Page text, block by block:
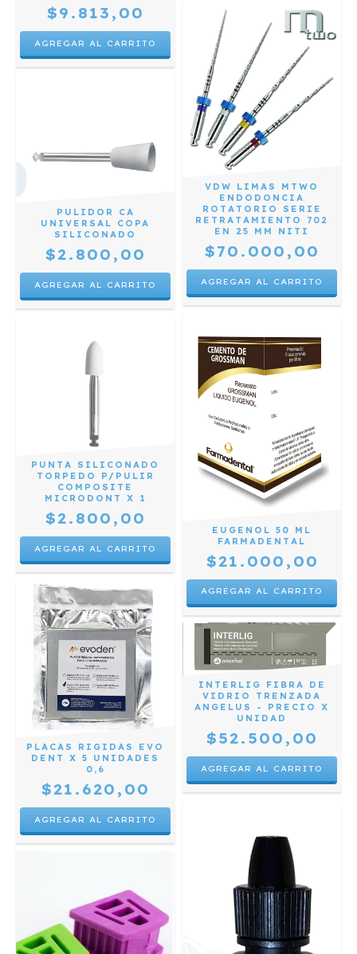
$9.813,00
PULIDOR CA
UNIVERSAL COPA
SILICONADO
$2.800,00
VDW LIMAS MTWO
ENDODONCIA
ROTATORIO SERIE
RETRATAMIENTO 702
EN 25 MM NITI
$70.000,00
PUNTA SILICONADO
TORPEDO P/PULIR
COMPOSITE
MICRODONT X 1
$2.800,00
EUGENOL 50 ML
FARMADENTAL
$21.000,00
PLACAS RIGIDAS EVO
DENT X 5 UNIDADES
0,6
$21.620,00
INTERLIG FIBRA DE
VIDRIO TRENZADA
ANGELUS - PRECIO X
UNIDAD
$52.500,00